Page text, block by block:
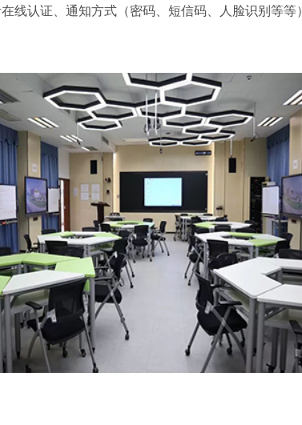
线认证、通知方式（密码、短信码、人脸识别等等）